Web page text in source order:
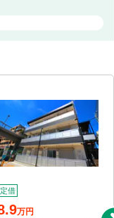
定借
万円